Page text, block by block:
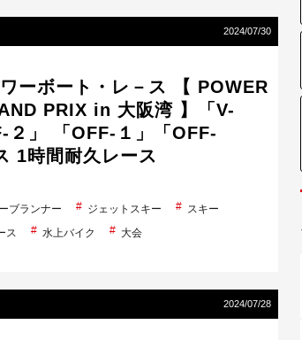
2024/07/30
ーボート・レ－ス 【 POWER
PRIX in 大阪湾 】「V-
２」 「OFF-１」「OFF-
1時間耐久レース
ブランナー ジェットスキー
スキー
ス 水上バイク 大会
2024/07/28